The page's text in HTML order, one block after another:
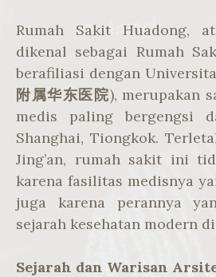
Rumah Sakit Huadong,
dikenal sebagai Rumah
berafiliasi dengan
附属华东医院), merupakan
medis paling bergengsi
Shanghai, Tiongkok.
Jing’an, rumah sakit ini
karena fasilitas medisnya
juga karena perannya
sejarah kesehatan modern
Sejarah dan Warisan